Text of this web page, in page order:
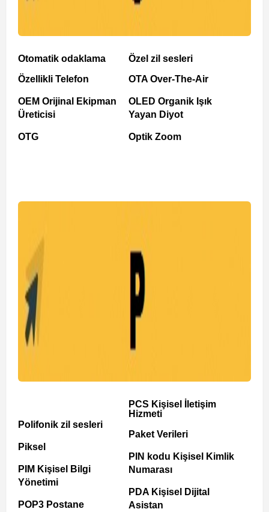
Otomatik odaklama
Özellikli Telefon
OEM Orijinal Ekipman
Üreticisi
OTG
Özel zil sesleri
OTA Over-The-Air
OLED Organik Işık
Yayan Diyot
Optik Zoom
Polifonik zil sesleri
Piksel
PIM Kişisel Bilgi
Yönetimi
POP3 Postane
PCS Kişisel İletişim
Hizmeti
Paket Verileri
PIN kodu Kişisel Kimlik
Numarası
PDA Kişisel Dijital
Asistan